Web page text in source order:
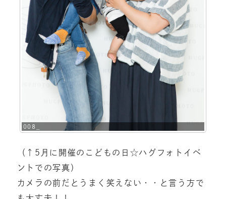
008_
（↑5月に開催のこどもの日☆ハグフォトイベ
ントでの写真）
カメラの前だとうまく笑えない・・と言う方で